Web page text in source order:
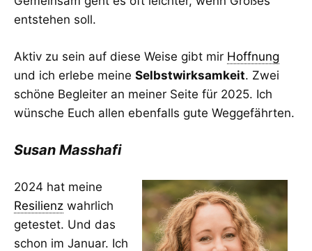
entstehen soll.
Aktiv zu sein auf diese Weise gibt mir Hoffnung
und ich erlebe meine Selbstwirksamkeit. Zwei
schöne Begleiter an meiner Seite für 2025. Ich
wünsche Euch allen ebenfalls gute Weggefährten.
Susan Masshafi
2024 hat meine
Resilienz wahrlich
getestet. Und das
schon im Januar. Ich